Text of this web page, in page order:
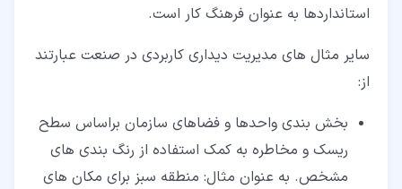
استانداردها به عنوان فرهنگ کار است.
سایر مثال های مدیریت دیداری کاربردی در صنعت عبارتند
از:
بخش بندی واحدها و فضاهای سازمان براساس سطح
ریسک و مخاطره به کمک استفاده از رنگ بندی های
مشخص. به عنوان مثال: منطقه سبز برای مکان های